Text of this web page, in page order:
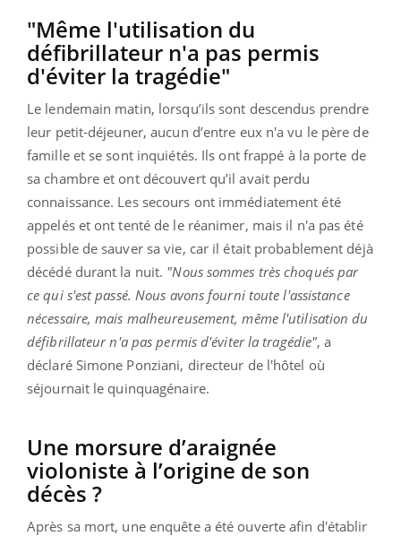
"Même l'utilisation du
défibrillateur n'a pas permis
d'éviter la tragédie"
Le lendemain matin, lorsqu’ils sont descendus prendre
leur petit-déjeuner, aucun d’entre eux n'a vu le père de
famille et se sont inquiétés. Ils ont frappé à la porte de
sa chambre et ont découvert qu’il avait perdu
connaissance. Les secours ont immédiatement été
appelés et ont tenté de le réanimer, mais il n'a pas été
possible de sauver sa vie, car il était probablement déjà
décédé durant la nuit. "Nous sommes très choqués par
ce qui s'est passé. Nous avons fourni toute l'assistance
nécessaire, mais malheureusement, même l'utilisation du
défibrillateur n'a pas permis d'éviter la tragédie", a
déclaré Simone Ponziani, directeur de l'hôtel où
séjournait le quinquagénaire.
Une morsure d’araignée
violoniste à l’origine de son
décès ?
Après sa mort, une enquête a été ouverte afin d'établir